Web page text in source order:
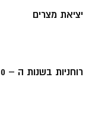
יציאת מצרים
רוחניות בשנות ה – 2000